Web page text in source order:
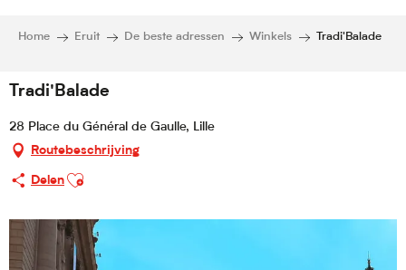
Home Eruit De beste adressen Winkels Tradi'Balade
Tradi'Balade
28 Place du Général de Gaulle, Lille
Routebeschrijving
Delen
Ajouter aux favoris